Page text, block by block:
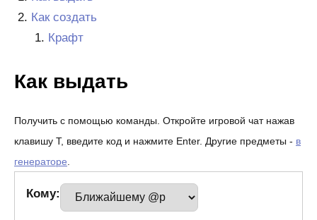
Как создать
Крафт
Как выдать
Получить с помощью команды. Откройте игровой чат нажав
клавишу T, введите код и нажмите Enter. Другие предметы - в
генераторе.
Кому: